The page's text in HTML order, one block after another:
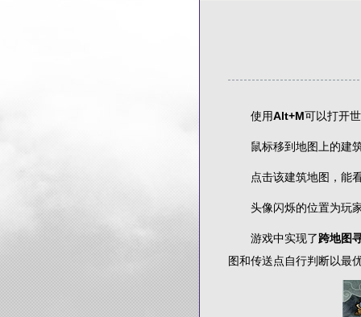
使用Alt+M可以打开
鼠标移到地图上的建筑
点击该建筑地图，能看
头像闪烁的位置为玩
游戏中实现了跨地图
图和传送点自行判断以最